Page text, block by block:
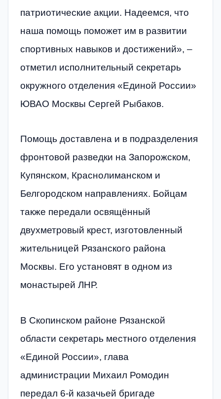
патриотические акции. Надеемся, что
наша помощь поможет им в развитии
спортивных навыков и достижений», –
отметил исполнительный секретарь
окружного отделения «Единой России»
ЮВАО Москвы Сергей Рыбаков.
Помощь доставлена и в подразделения
фронтовой разведки на Запорожском,
Купянском, Краснолиманском и
Белгородском направлениях. Бойцам
также передали освящённый
двухметровый крест, изготовленный
жительницей Рязанского района
Москвы. Его установят в одном из
монастырей ЛНР.
В Скопинском районе Рязанской
области секретарь местного отделения
«Единой России», глава
администрации Михаил Ромодин
передал 6-й казачьей бригаде